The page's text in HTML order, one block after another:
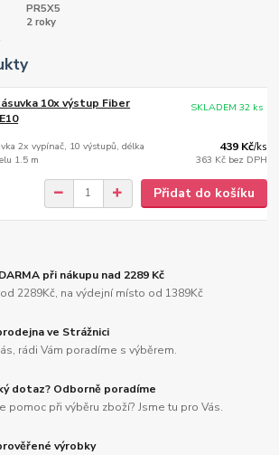
PR5X5
2 roky
10x výstup Fiber
2x vypínač, 10 výstupů, délka
1.5 m
439 Kč/ks
363 Kč bez DPH
SKLADEM 32 ks
Přidat do košíku
při nákupu nad 2289 Kč
2289Kč, na výdejní místo od 1389Kč
ve Strážnici
rádi Vám poradíme s výběrem.
dotaz? Odborně poradíme
pomoc při výběru zboží? Jsme tu pro Vás.
výrobky